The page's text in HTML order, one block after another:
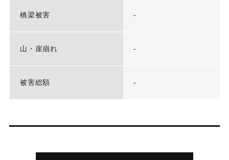
橋梁被害 -
山・崖崩れ -
被害総額 -